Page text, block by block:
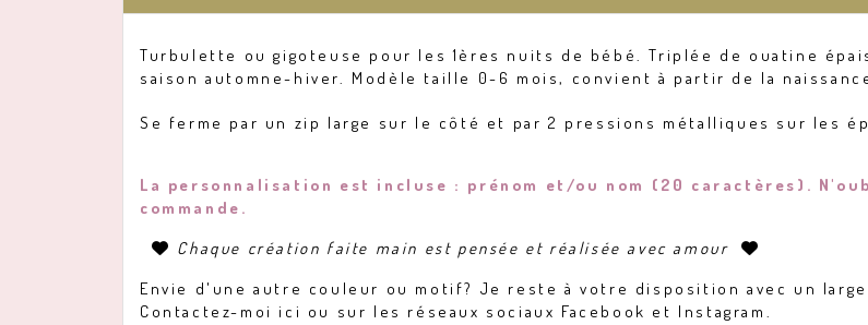
Turbulette ou gigoteuse pour les 1ères nuits de bébé. Triplée de ouatine
saison automne-hiver. Modèle taille 0-6 mois, convient à partir de la
Se ferme par un zip large sur le côté et par 2 pressions métalliques sur les
La personnalisation est incluse : prénom et/ou nom (20 caractères).
commande.
 Chaque création faite main est pensée et réalisée avec amour 
Envie d'une autre couleur ou motif? Je reste à votre disposition avec un
Contactez-moi ici ou sur les réseaux sociaux Facebook et Instagram.